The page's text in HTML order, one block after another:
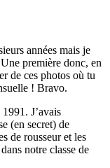
années mais je
première donc, en
de ces photos où tu
! Bravo.
J’avais
(en secret) de
de rousseur et les
notre classe de